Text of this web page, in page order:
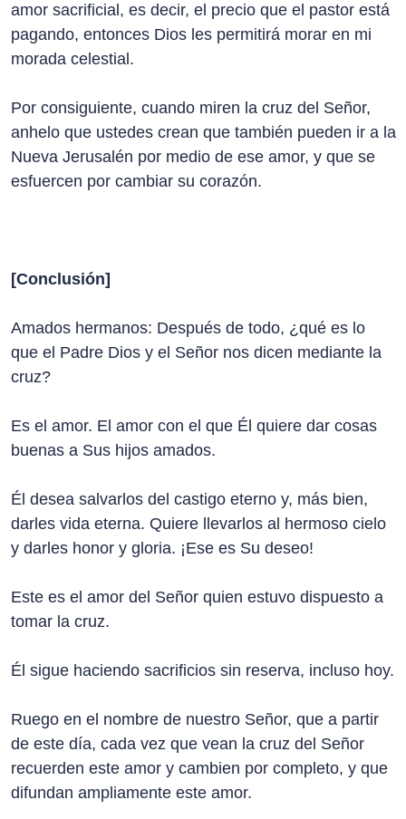
amor sacrificial, es decir, el precio que el pastor está
pagando, entonces Dios les permitirá morar en mi
morada celestial.
Por consiguiente, cuando miren la cruz del Señor,
anhelo que ustedes crean que también pueden ir a la
Nueva Jerusalén por medio de ese amor, y que se
esfuercen por cambiar su corazón.
[Conclusión]
Amados hermanos: Después de todo, ¿qué es lo
que el Padre Dios y el Señor nos dicen mediante la
cruz?
Es el amor. El amor con el que Él quiere dar cosas
buenas a Sus hijos amados.
Él desea salvarlos del castigo eterno y, más bien,
darles vida eterna. Quiere llevarlos al hermoso cielo
y darles honor y gloria. ¡Ese es Su deseo!
Este es el amor del Señor quien estuvo dispuesto a
tomar la cruz.
Él sigue haciendo sacrificios sin reserva, incluso hoy.
Ruego en el nombre de nuestro Señor, que a partir
de este día, cada vez que vean la cruz del Señor
recuerden este amor y cambien por completo, y que
difundan ampliamente este amor.